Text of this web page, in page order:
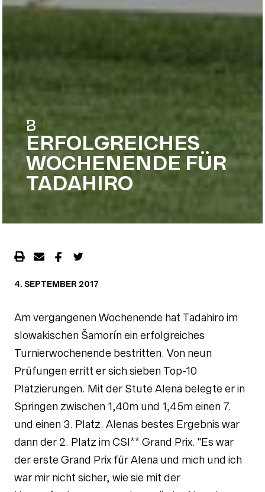
ERFOLGREICHES
WOCHENENDE FÜR
TADAHIRO
4. SEPTEMBER 2017
Am vergangenen Wochenende hat Tadahiro im
slowakischen Šamorín ein erfolgreiches
Turnierwochenende bestritten. Von neun
Prüfungen erritt er sich sieben Top-10
Platzierungen. Mit der Stute Alena belegte er in
Springen zwischen 1,40m und 1,45m einen 7.
und einen 3. Platz. Alenas bestes Ergebnis war
dann der 2. Platz im CSI** Grand Prix. "Es war
der erste Grand Prix für Alena und mich und ich
war mir nicht sicher, wie sie mit der